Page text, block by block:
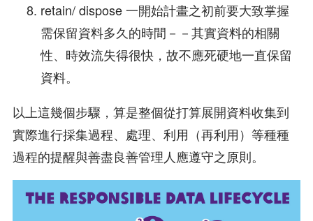
retain/ dispose 一開始計畫之初前要大致掌握
需保留資料多久的時間－－其實資料的相關
性、時效流失得很快，故不應死硬地一直保留
資料。
以上這幾個步驟，算是整個從打算展開資料收集到
實際進行採集過程、處理、利用（再利用）等種種
過程的提醒與善盡良善管理人應遵守之原則。